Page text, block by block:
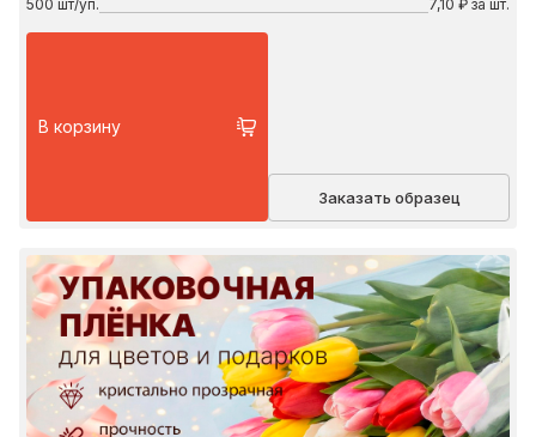
500 шт/уп. 7,10 ₽ за шт.
В корзину
Заказать образец